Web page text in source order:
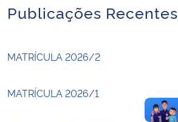
Secretaria de Governo
Gabinete de Segurança Institucional
Advocacia-Geral da União
Publicações Recentes
MATRÍCULA 2026/2
MATRÍCULA 2026/1